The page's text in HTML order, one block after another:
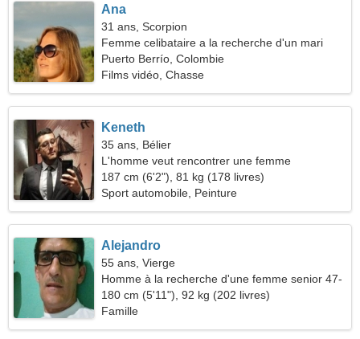
Ana
31 ans, Scorpion
Femme celibataire a la recherche d'un mari
Puerto Berrío, Colombie
Films vidéo, Chasse
Keneth
35 ans, Bélier
L'homme veut rencontrer une femme
187 cm (6'2"), 81 kg (178 livres)
Sport automobile, Peinture
Alejandro
55 ans, Vierge
Homme à la recherche d'une femme senior 47-
53
180 cm (5'11"), 92 kg (202 livres)
Famille